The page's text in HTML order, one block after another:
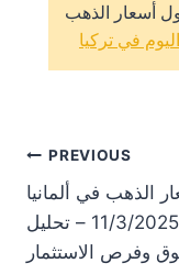
أسعار الذهب
في تركيا
PREVIOUS
الذهب في ألمانيا
اليوم 11/3/2025 – تحليل
وفرص الاستثمار